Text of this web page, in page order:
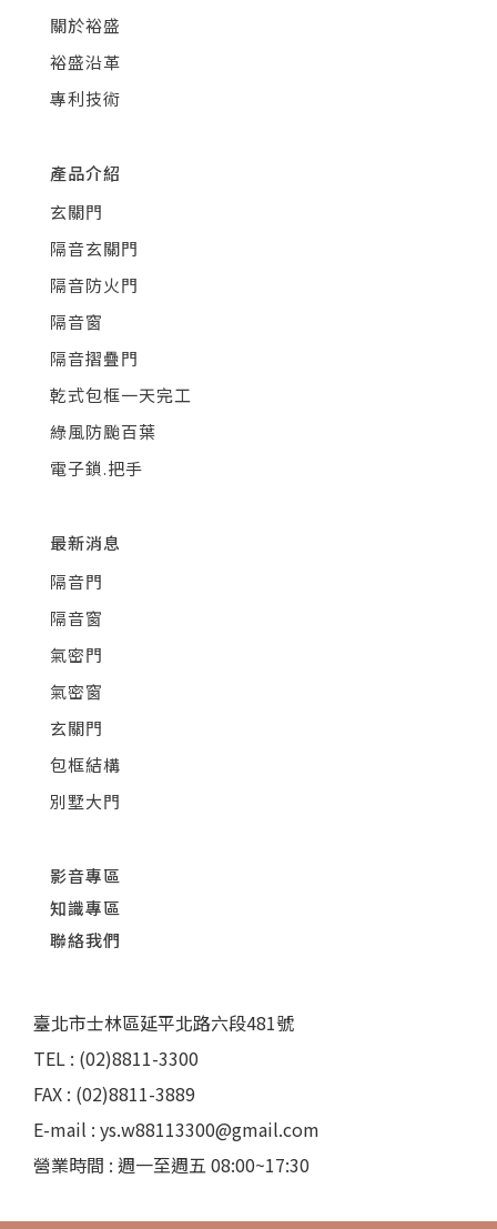
關於裕盛
裕盛沿革
專利技術
產品介紹
玄關門
隔音玄關門
隔音防火門
隔音窗
隔音摺疊門
乾式包框一天完工
綠風防颱百葉
電子鎖.把手
最新消息
隔音門
隔音窗
氣密門
氣密窗
玄關門
包框結構
別墅大門
影音專區
知識專區
聯絡我們
臺北市士林區延平北路六段481號
TEL : (02)8811-3300
FAX : (02)8811-3889
E-mail : ys.w88113300@gmail.com
營業時間 : 週一至週五 08:00~17:30